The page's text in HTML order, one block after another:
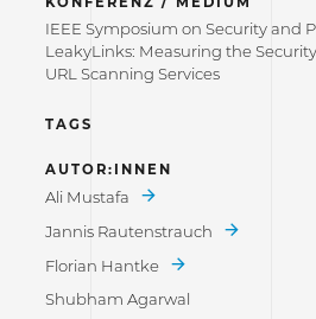
IEEE Symposium on Security and
LeakyLinks: Measuring the
URL Scanning Services
TAGS
AUTOR:INNEN
Ali Mustafa
Jannis Rautenstrauch
Florian Hantke
Shubham Agarwal